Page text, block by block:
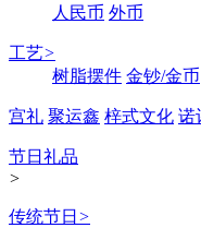
人民币 外币
工艺>
树脂摆件 金钞/金币
宫礼 聚运鑫 梓式文化 诺
节日礼品
>
传统节日 >